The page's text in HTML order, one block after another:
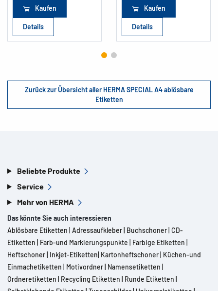
Kaufen
Details
Kaufen
Details
Zurück zur Übersicht aller HERMA SPECIAL A4 ablösbare
Etiketten
Beliebte Produkte
Service
Mehr von HERMA
Das könnte Sie auch interessieren
Ablösbare Etiketten Adressaufkleber Buchschoner CD-
Etiketten
Farb-und Markierungspunkte Farbige Etiketten
Heftschoner Inkjet-Etiketten Kartonheftschoner Küchen-und
Einmachetiketten
Motivordner Namensetiketten
Ordneretiketten
Recycling Etiketten Runde Etiketten